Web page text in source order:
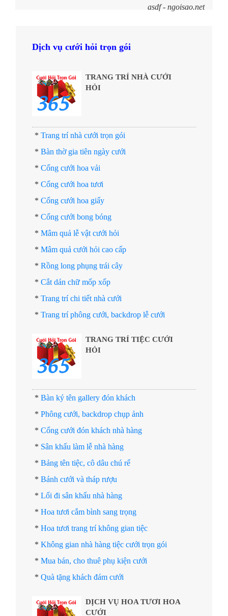
asdf - ngoisao.net
Dịch vụ cưới hỏi trọn gói
TRANG TRÍ NHÀ CƯỚI
HỎI
* Trang trí nhà cưới trọn gói
* Bàn thờ gia tiên ngày cưới
* Cổng cưới hoa vải
* Cổng cưới hoa tươi
* Cổng cưới hoa giấy
* Cổng cưới bong bóng
* Mâm quả lễ vật cưới hỏi
* Mâm quả cưới hỏi cao cấp
* Rồng long phụng trái cây
* Cắt dán chữ mốp xốp
* Trang trí chi tiết nhà cưới
* Trang trí phông cưới, backdrop lễ cưới
TRANG TRÍ TIỆC CƯỚI
HỎI
* Bàn ký tên gallery đón khách
* Phông cưới, backdrop chụp ảnh
* Cổng cưới đón khách nhà hàng
* Sân khấu làm lễ nhà hàng
* Bảng tên tiệc, cô dâu chú rể
* Bánh cưới và tháp rượu
* Lối đi sân khấu nhà hàng
* Hoa tươi cắm bình sang trọng
* Hoa tươi trang trí không gian tiệc
* Không gian nhà hàng tiệc cưới trọn gói
* Mua bán, cho thuê phụ kiện cưới
* Quà tặng khách đám cưới
DỊCH VỤ HOA TƯƠI HOA
CƯỚI